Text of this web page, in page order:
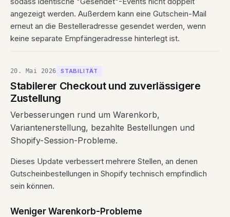
angezeigt werden. Außerdem kann eine Gutschein-Mail
erneut an die Bestelleradresse gesendet werden, wenn
keine separate Empfängeradresse hinterlegt ist.
20. Mai 2026 STABILITÄT
Stabilerer Checkout und zuverlässigere
Zustellung
Verbesserungen rund um Warenkorb,
Variantenerstellung, bezahlte Bestellungen und
Shopify-Session-Probleme.
Dieses Update verbessert mehrere Stellen, an denen
Gutscheinbestellungen in Shopify technisch empfindlich
sein können.
Weniger Warenkorb-Probleme